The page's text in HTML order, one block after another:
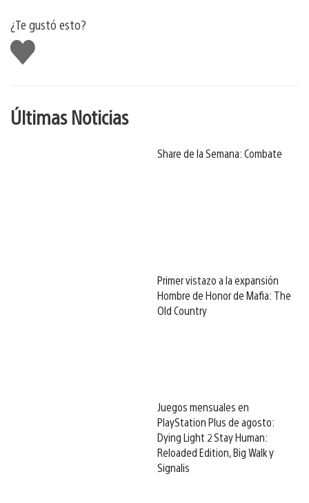
¿Te gustó esto?
Me
gusta
Últimas Noticias
Share de la Semana: Combate
Primer vistazo a la expansión
Hombre de Honor de Mafia: The
Old Country
Juegos mensuales en
PlayStation Plus de agosto:
Dying Light 2 Stay Human:
Reloaded Edition, Big Walk y
Signalis